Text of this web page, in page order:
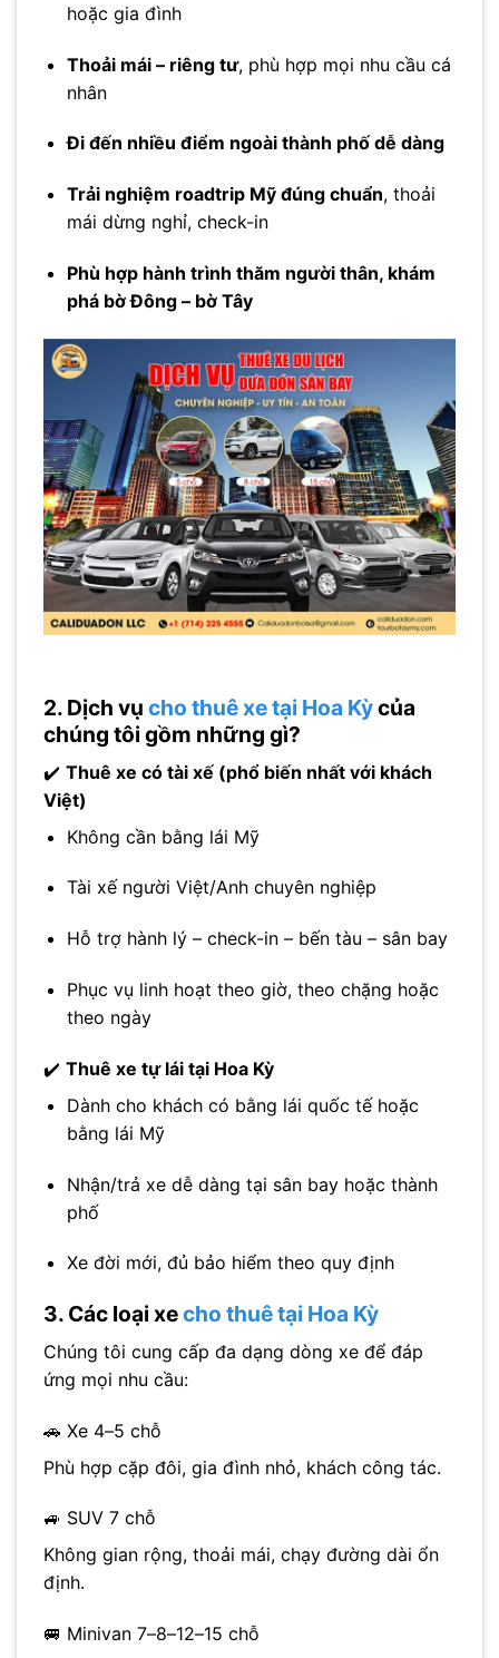
hoặc gia đình
Thoải mái – riêng tư, phù hợp mọi nhu cầu cá
nhân
Đi đến nhiều điểm ngoài thành phố dễ dàng
Trải nghiệm roadtrip Mỹ đúng chuẩn, thoải
mái dừng nghỉ, check-in
Phù hợp hành trình thăm người thân, khám
phá bờ Đông – bờ Tây
2. Dịch vụ cho thuê xe tại Hoa Kỳcủa
chúng tôi gồm những gì?
✔️ Thuê xe có tài xế (phổ biến nhất với khách
Việt)
Không cần bằng lái Mỹ
Tài xế người Việt/Anh chuyên nghiệp
Hỗ trợ hành lý – check-in – bến tàu – sân bay
Phục vụ linh hoạt theo giờ, theo chặng hoặc
theo ngày
✔️ Thuê xe tự lái tại Hoa Kỳ
Dành cho khách có bằng lái quốc tế hoặc
bằng lái Mỹ
Nhận/trả xe dễ dàng tại sân bay hoặc thành
phố
Xe đời mới, đủ bảo hiểm theo quy định
3. Các loại xecho thuê tại Hoa Kỳ
Chúng tôi cung cấp đa dạng dòng xe để đáp
ứng mọi nhu cầu:
🚗 Xe 4–5 chỗ
Phù hợp cặp đôi, gia đình nhỏ, khách công tác.
🚙 SUV 7 chỗ
Không gian rộng, thoải mái, chạy đường dài ổn
định.
🚐 Minivan 7–8–12–15 chỗ